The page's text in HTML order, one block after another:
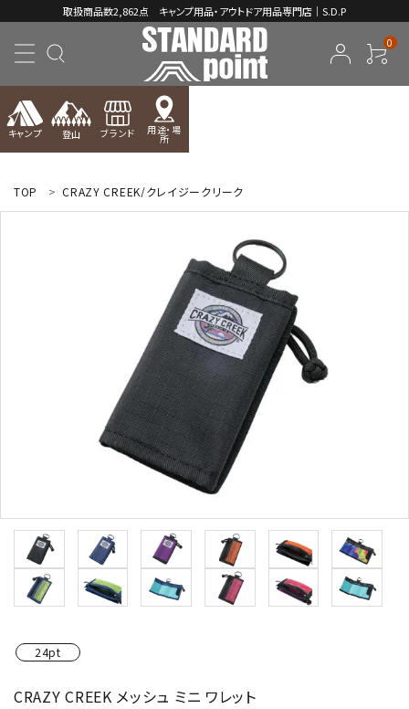
取扱商品数2,862点 キャンプ用品・アウトドア用品専門店｜S.D.P
0
キャンプ 登山 ブランド 用途・場
所
ようこそ ゲスト 様
新規会員登録
TOP CRAZY CREEK/クレイジークリーク
24pt
CRAZY CREEK メッシュ ミニ ワレット